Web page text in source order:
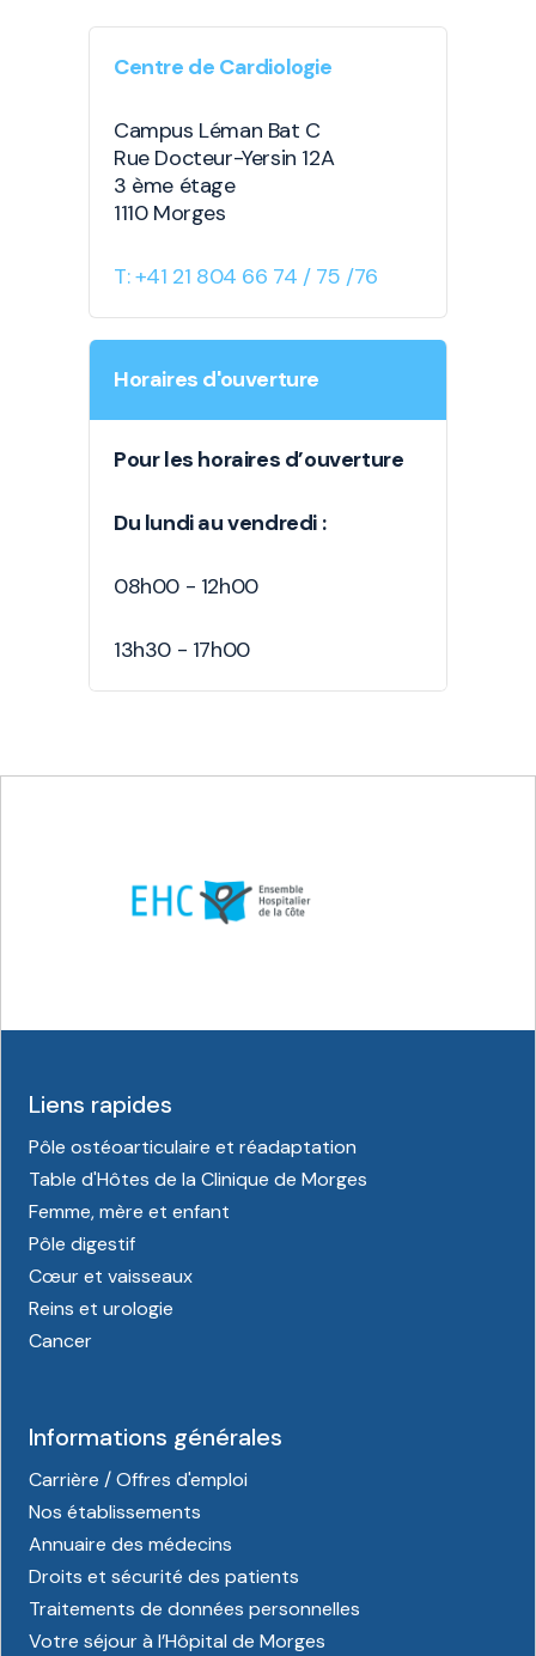
Centre de Cardiologie
Campus Léman Bat C
Rue Docteur-Yersin 12A
3 ème étage
1110 Morges
T: +41 21 804 66 74 / 75 /76
Horaires d'ouverture
Pour les horaires d’ouverture
Du lundi au vendredi :
08h00 - 12h00
13h30 - 17h00
Liens rapides
Pôle ostéoarticulaire et réadaptation
Table d'Hôtes de la Clinique de Morges
Femme, mère et enfant
Pôle digestif
Cœur et vaisseaux
Reins et urologie
Cancer
Informations générales
Carrière / Offres d'emploi
Nos établissements
Annuaire des médecins
Droits et sécurité des patients
Traitements de données personnelles
Votre séjour à l’Hôpital de Morges